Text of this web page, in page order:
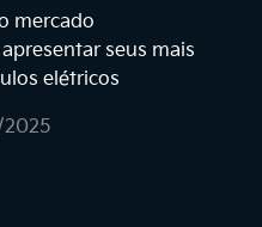
mercado
seus mais
elétricos
2025